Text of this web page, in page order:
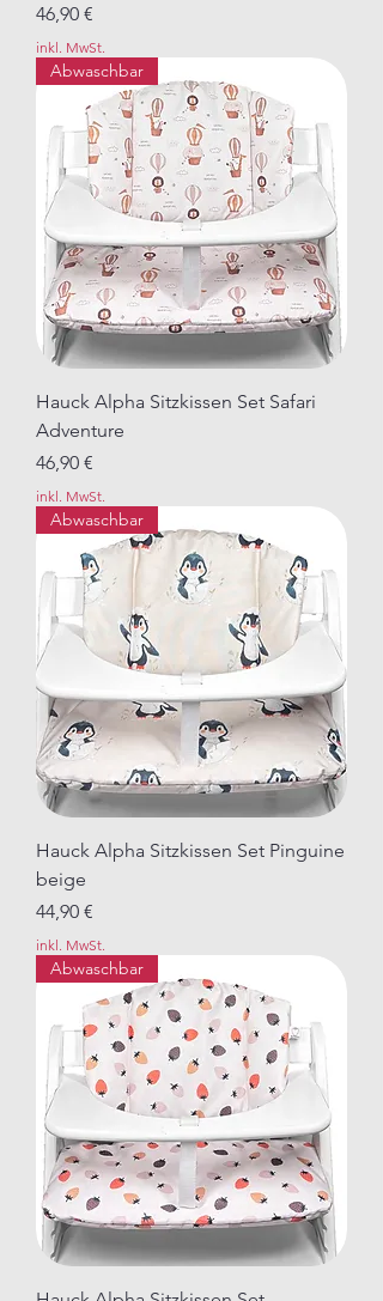
Preis
46,90 €
inkl. MwSt.
Abwaschbar
Hauck Alpha Sitzkissen Set Safari
Adventure
Preis
46,90 €
inkl. MwSt.
Abwaschbar
Hauck Alpha Sitzkissen Set Pinguine
beige
Preis
44,90 €
inkl. MwSt.
Abwaschbar